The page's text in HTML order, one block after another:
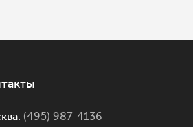
(495) 987-4136